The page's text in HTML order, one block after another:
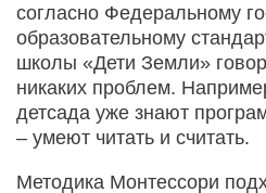
согласно Федеральному
образовательному
школы «Дети Земли»
никаких проблем.
детсада уже знают
– умеют читать и считать.
Методика Монтессори